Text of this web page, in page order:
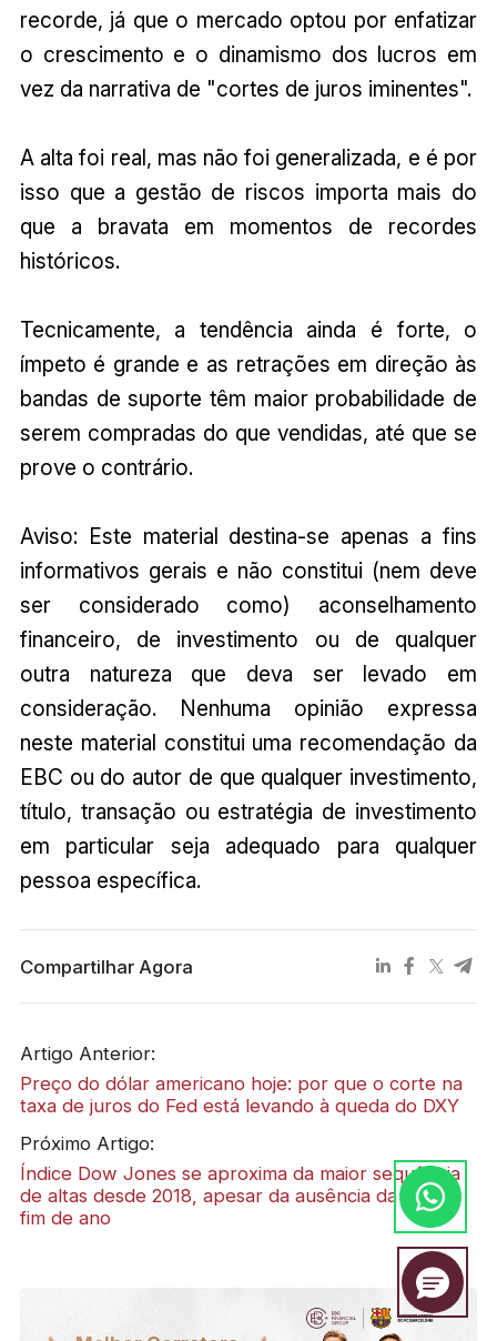
recorde, já que o mercado optou por enfatizar
o crescimento e o dinamismo dos lucros em
vez da narrativa de "cortes de juros iminentes".
A alta foi real, mas não foi generalizada, e é por
isso que a gestão de riscos importa mais do
que a bravata em momentos de recordes
históricos.
Tecnicamente, a tendência ainda é forte, o
ímpeto é grande e as retrações em direção às
bandas de suporte têm maior probabilidade de
serem compradas do que vendidas, até que se
prove o contrário.
Aviso: Este material destina-se apenas a fins
informativos gerais e não constitui (nem deve
ser considerado como) aconselhamento
financeiro, de investimento ou de qualquer
outra natureza que deva ser levado em
consideração. Nenhuma opinião expressa
neste material constitui uma recomendação da
EBC ou do autor de que qualquer investimento,
título, transação ou estratégia de investimento
em particular seja adequado para qualquer
pessoa específica.
Compartilhar Agora
Artigo Anterior:
Preço do dólar americano hoje: por que o corte na
taxa de juros do Fed está levando à queda do DXY
Próximo Artigo:
Índice Dow Jones se aproxima da maior sequência
de altas desde 2018, apesar da ausência da alta de
fim de ano